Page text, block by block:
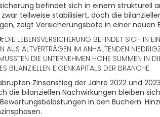
befindet sich in einem strukturell
teilweise stabilisiert, doch die
zeigt Versicherungsbote in einer neuen
DIE LEBENSVERSICHERUNG BEFINDET SICH IN
AUS ALTVERTRÄGEN IM ANHALTENDEN
DIE UNTERNEHMEN HOHE SUMMEN IN
BILANZIELLEN EIGENKAPITALS DER BRANCHE.
Zinsanstieg der Jahre 2022 und
die bilanziellen Nachwirkungen bleiben
in den Büchern.